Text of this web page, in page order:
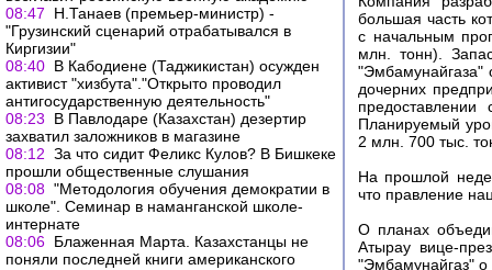
08:47
Н.Танаев (премьер-министр) -
"Грузинский сценарий отрабатывался в
Киргизии"
08:40 В Кабодиене (Таджикистан) осужден
активист "хизбута"."Открыто проводил
антигосударственную деятельность"
08:23
В Павлодаре (Казахстан) дезертир
захватил заложников в магазине
08:12 За что сидит Феликс Кулов? В Бишкеке
прошли общественные слушания
08:08 "Методология обучения демократии в
школе". Семинар в наманганской школе-
интернате
08:06 Блаженная Марта. Казахстанцы не
поняли последней книги американского
большая часть
с начальным
млн. тонн).
"Эмбамунайгаза"
дочерних
предоставлении
Планируемый
2 млн. 700 тыс.
На прошлой
что правление
О планах
Атырау вице-
"Эмбамунайгаз"